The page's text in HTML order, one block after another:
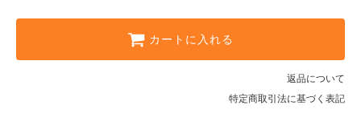
カートに入れる
返品について
特定商取引法に基づく表記